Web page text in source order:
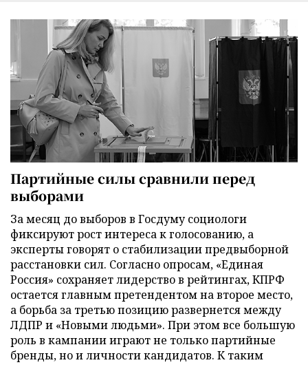
Партийные силы сравнили перед
выборами
За месяц до выборов в Госдуму социологи
фиксируют рост интереса к голосованию, а
эксперты говорят о стабилизации предвыборной
расстановки сил. Согласно опросам, «Единая
Россия» сохраняет лидерство в рейтингах, КПРФ
остается главным претендентом на второе место,
а борьба за третью позицию развернется между
ЛДПР и «Новыми людьми». При этом все большую
роль в кампании играют не только партийные
бренды, но и личности кандидатов. К таким